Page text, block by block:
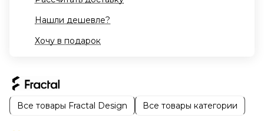
Нашли дешевле?
Хочу в подарок
Все товары Fractal Design Все товары категории